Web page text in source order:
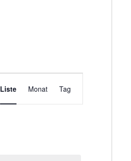
Ansichten-
Liste Monat Tag